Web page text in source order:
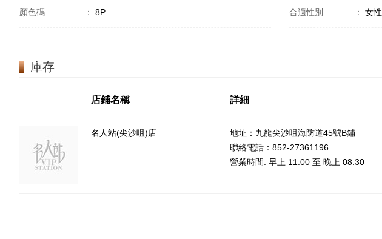
顏色碼 ： 8P 合適性別 ： 女性
庫存
店鋪名稱 詳細
名人站(尖沙咀)店
地址：九龍尖沙咀海防道45號B鋪
聯絡電話：852-27361196
營業時間: 早上 11:00 至 晚上 08:30